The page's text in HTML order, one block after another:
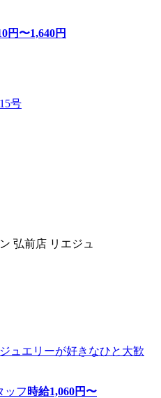
円〜1,640円
号
弘前店 リエジュ
ュエリーが好きなひと大歓
ッフ 時給1,060円〜